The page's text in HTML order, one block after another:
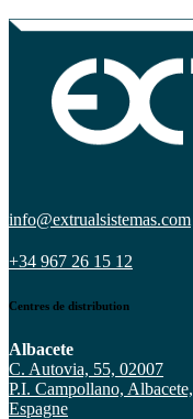
info@extrualsistemas.com
+34 967 26 15 12
Centres de distribution
Albacete
C. Autovia, 55, 02007
P.I. Campollano, Albacete,
Espagne